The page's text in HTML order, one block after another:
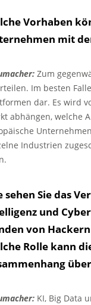
Vorhaben
mit
Zum
Im besten
dar. Es wird
abhängen, welche
Industrien
sehen Sie das
und
von
Rolle kann
KI, Big Data